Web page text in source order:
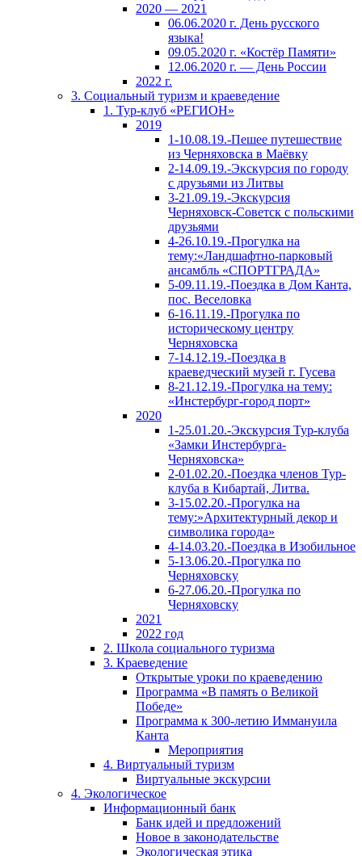
2020 — 2021
06.06.2020 г. День русского
языка!
09.05.2020 г. «Костёр Памяти»
12.06.2020 г. — День России
2022 г.
3. Социальный туризм и краеведение
1. Тур-клуб «РЕГИОН»
2019
1-10.08.19.-Пешее путешествие
из Черняховска в Маёвку
2-14.09.19.-Экскурсия по городу
с друзьями из Литвы
3-21.09.19.-Экскурсия
Черняховск-Советск с польскими
друзьями
4-26.10.19.-Прогулка на
тему:«Ландшафтно-парковый
ансамбль «СПОРТГРАДА»
5-09.11.19.-Поездка в Дом Канта,
пос. Веселовка
6-16.11.19.-Прогулка по
историческому центру
Черняховска
7-14.12.19.-Поездка в
краеведческий музей г. Гусева
8-21.12.19.-Прогулка на тему:
«Инстербург-город порт»
2020
1-25.01.20.-Экскурсия Тур-клуба
«Замки Инстербурга-
Черняховска»
2-01.02.20.-Поездка членов Тур-
клуба в Кибартай, Литва.
3-15.02.20.-Прогулка на
тему:»Архитектурный декор и
символика города»
4-14.03.20.-Поездка в Изобильное
5-13.06.20.-Прогулка по
Черняховску
6-27.06.20.-Прогулка по
Черняховску
2021
2022 год
2. Школа социального туризма
3. Краеведение
Открытые уроки по краеведению
Программа «В память о Великой
Победе»
Программа к 300-летию Иммануила
Канта
Мероприятия
4. Виртуальный туризм
Виртуальные экскурсии
4. Экологическое
Информационный банк
Банк идей и предложений
Новое в законодательстве
Экологическая этика